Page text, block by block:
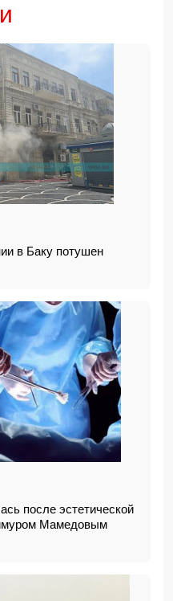
в Баку потушен
после эстетической
Мамедовым